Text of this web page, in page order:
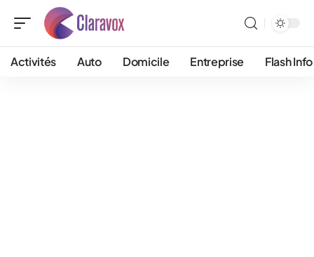
Activités Auto Domicile Entreprise Flash Info